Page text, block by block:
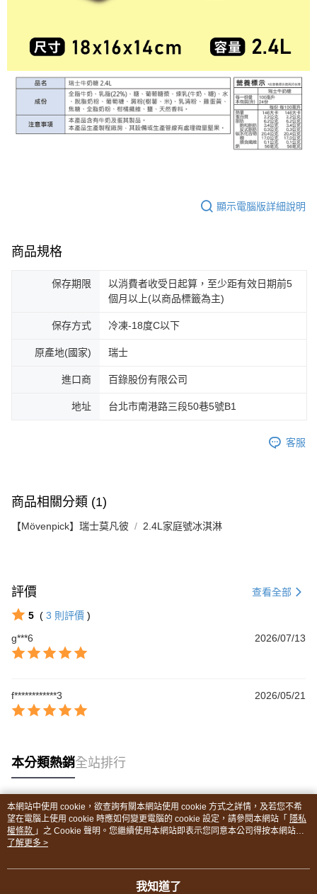
顯示電腦版詳細說明
商品規格
保存期限
以消費者收受日起算，至少距有效日期前5
個月以上(以商品標籤為主)
保存方式 冷凍-18度C以下
原產地(國家) 瑞士
進口商 百錄股份有限公司
地址 台北市南港路三段50巷5號B1
客服
商品相關分類 (1)
【Mövenpick】瑞士莫凡彼 2.4L家庭號冰淇淋
評價 查看全部
5 ( 3 則評價 )
g***6
2026/07/13
f************3 2026/05/21
本分類熱銷全站排行
熱門標籤
本網站中使用 cookie，欲查詢有關本網站使用 cookie 方式之詳情，及若您不希
望在電腦上使用 cookie 時應如何變更電腦的 cookie 設定，請參閱本網站「 隱私
權條款 」之 Cookie 聲明。您繼續使用本網站即表示您同意本公司得按本網站使
用條款之 Cookie 聲明使用 cookie。
了解更多 >
我知道了